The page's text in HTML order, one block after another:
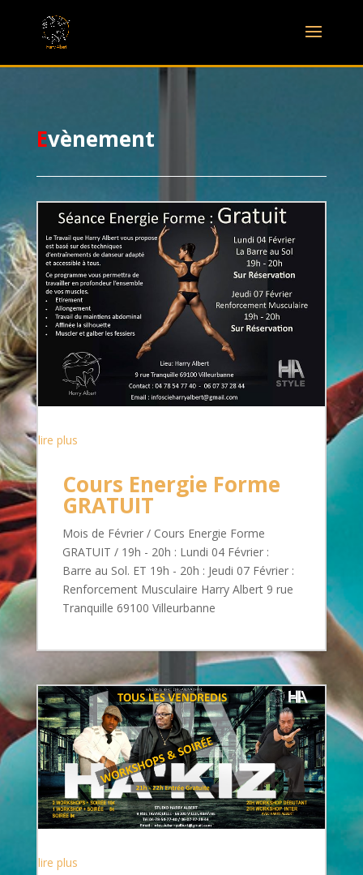
Evènement
lire plus
Cours Energie Forme
GRATUIT
Mois de Février / Cours Energie Forme
GRATUIT / 19h - 20h : Lundi 04 Février :
Barre au Sol. ET 19h - 20h : Jeudi 07 Février :
Renforcement Musculaire Harry Albert 9 rue
Tranquille 69100 Villeurbanne
lire plus